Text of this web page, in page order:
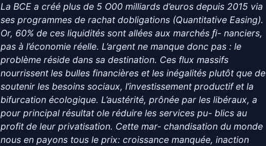
La BCE a créé plus de 5 O00 milliards d’euros depuis 2015 via
ses programmes de rachat dobligations (Quantitative Easing).
Or, 60% de ces liquidités sont allées aux marchés ﬁ- nanciers,
pas à l’économie réelle. L’argent ne manque donc pas : le
problème réside dans sa destination. Ces flux massifs
nourrissent les bulles financières et les inégalités plutôt que de
soutenir les besoins sociaux, l’investissement productif et la
bifurcation écologique. L’austérité, prônée par les libéraux, a
pour principal résultat ole réduire les services pu- blics au
profit de leur privatisation. Cette mar- chandisation du monde
nous en payons tous le prix: croissance manquée, inaction